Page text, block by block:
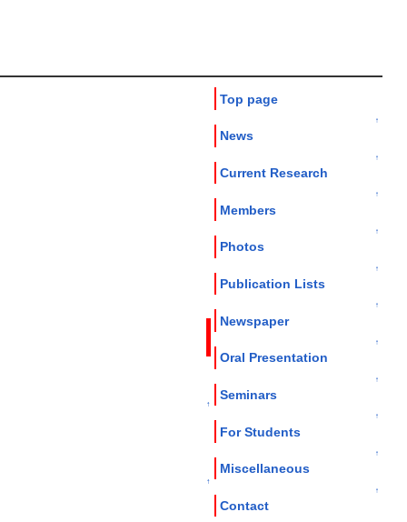
↑
↑
Top page
↑
News
↑
Current Research
↑
Members
↑
Photos
↑
Publication Lists
↑
Newspaper
↑
Oral Presentation
↑
Seminars
↑
For Students
↑
Miscellaneous
↑
Contact